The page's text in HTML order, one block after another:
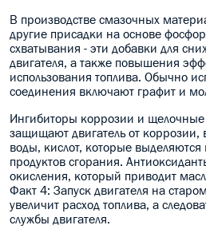
В производстве смазочных
другие присадки на основе
схватывания - эти добавки для
двигателя, а также повышения
использования топлива. Обычно
соединения включают графит и
Ингибиторы коррозии и щелочные
защищают двигатель от коррозии,
воды, кислот, которые выделяются
продуктов сгорания.
окисления, который приводит
Факт 4: Запуск двигателя на
увеличит расход топлива, а
службы двигателя.